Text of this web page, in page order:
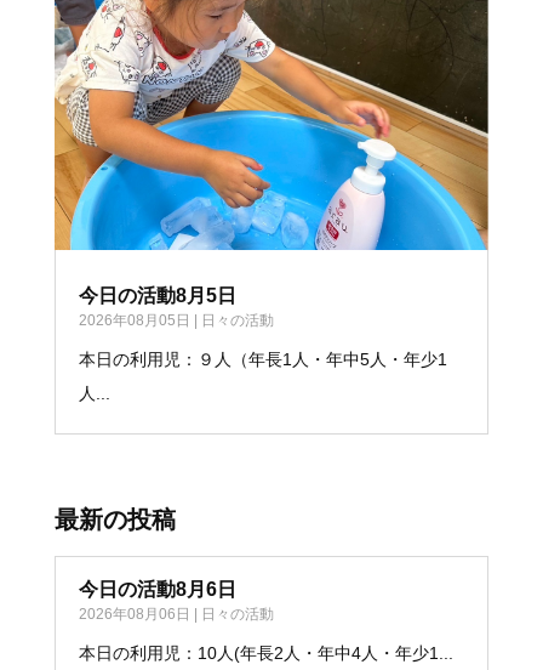
今日の活動8月5日
2026年08月05日 日々の活動
本日の利用児：９人（年長1人・年中5人・年少1
人...
最新の投稿
今日の活動8月6日
2026年08月06日 日々の活動
本日の利用児：10人(年長2人・年中4人・年少1...